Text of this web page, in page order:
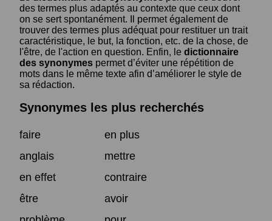
des termes plus adaptés au contexte que ceux dont
on se sert spontanément. Il permet également de
trouver des termes plus adéquat pour restituer un trait
caractéristique, le but, la fonction, etc. de la chose, de
l'être, de l'action en question. Enfin, le dictionnaire
des synonymes permet d’éviter une répétition de
mots dans le même texte afin d’améliorer le style de
sa rédaction.
Synonymes les plus recherchés
faire
en plus
anglais
mettre
en effet
contraire
être
avoir